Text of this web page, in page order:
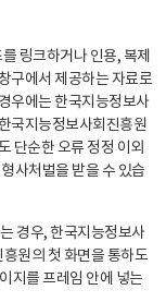
링크하거나 인용, 복제
구에서 제공하는 자료로
우에는 한국지능정보사
국지능정보사회진흥원
단순한 오류 정정 이외
사처벌을 받을 수 있습
경우, 한국지능정보사
원의 첫 화면을 통하도
지를 프레임 안에 넣는